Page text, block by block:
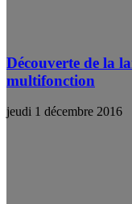
Découverte de la
multifonction
jeudi 1 décembre 2016